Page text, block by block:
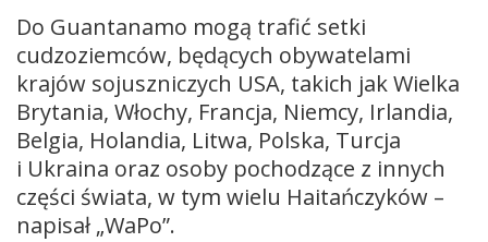
Do Guantanamo mogą trafić setki
cudzoziemców, będących obywatelami
krajów sojuszniczych USA, takich jak Wielka
Brytania, Włochy, Francja, Niemcy, Irlandia,
Belgia, Holandia, Litwa, Polska, Turcja
i Ukraina oraz osoby pochodzące z innych
części świata, w tym wielu Haitańczyków –
napisał „WaPo”.